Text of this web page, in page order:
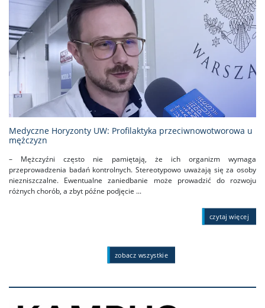
Medyczne Horyzonty UW: Profilaktyka przeciwnowotworowa u
mężczyzn
– Mężczyźni często nie pamiętają, że ich organizm wymaga
przeprowadzenia badań kontrolnych. Stereotypowo uważają się za osoby
niezniszczalne. Ewentualne zaniedbanie może prowadzić do rozwoju
różnych chorób, a zbyt późne podjęcie ...
czytaj więcej
zobacz wszystkie